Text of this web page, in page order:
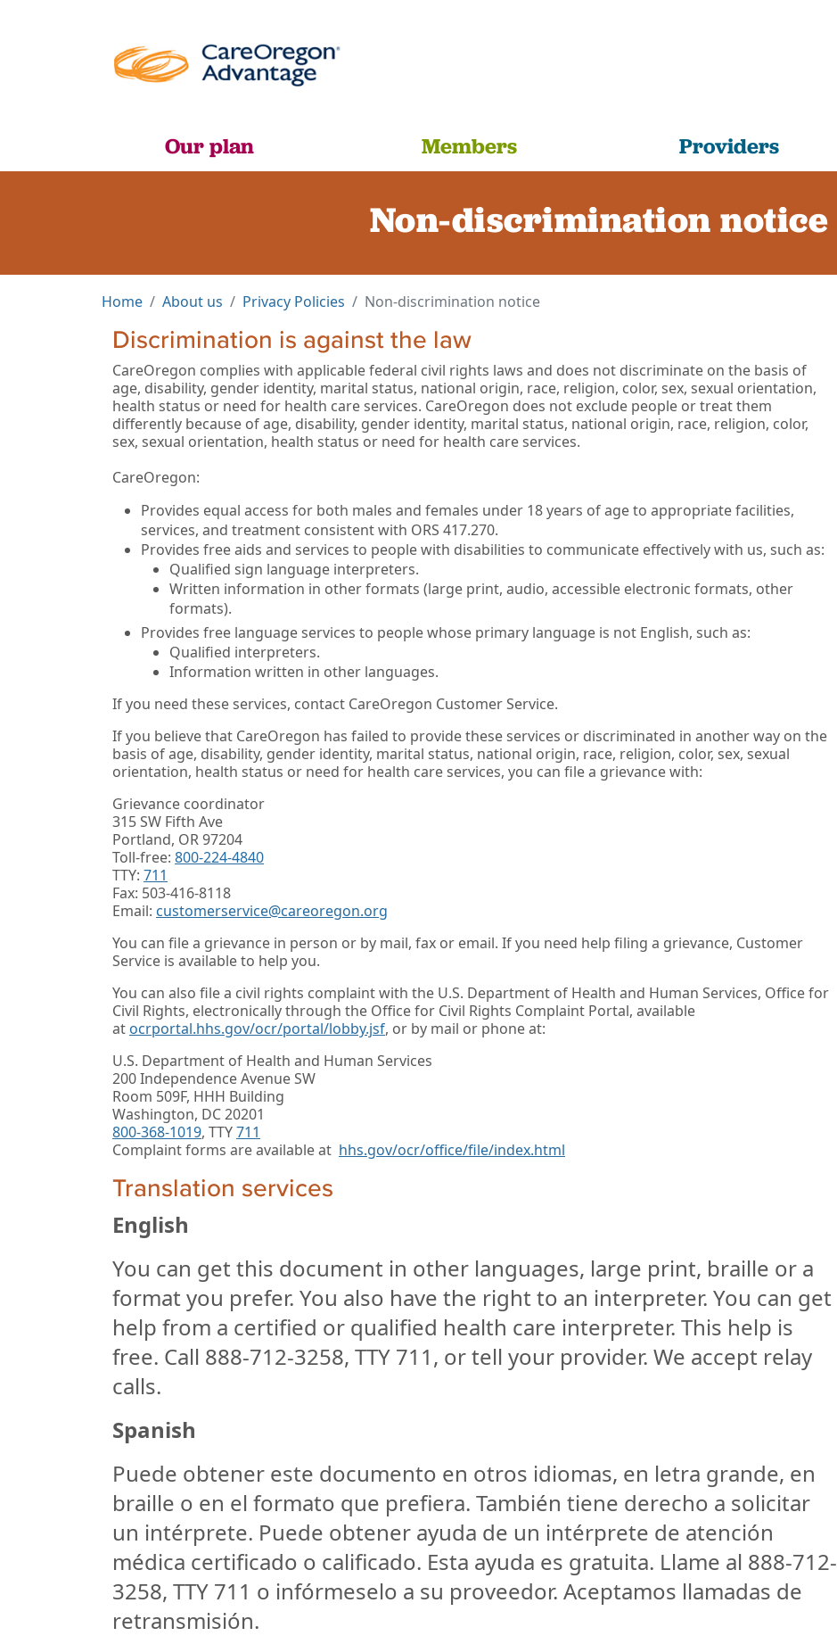
Our plan Members Providers
Non-discrimination notice
Home About us Privacy Policies Non-discrimination notice
Discrimination is against the law
CareOregon complies with applicable federal civil rights laws and does not discriminate on the basis of
age, disability, gender identity, marital status, national origin, race, religion, color, sex, sexual orientation,
health status or need for health care services. CareOregon does not exclude people or treat them
differently because of age, disability, gender identity, marital status, national origin, race, religion, color,
sex, sexual orientation, health status or need for health care services.
CareOregon:
Provides equal access for both males and females under 18 years of age to appropriate facilities,
services, and treatment consistent with ORS 417.270.
Provides free aids and services to people with disabilities to communicate effectively with us, such as:
Qualified sign language interpreters.
Written information in other formats (large print, audio, accessible electronic formats, other
formats).
Provides free language services to people whose primary language is not English, such as:
Qualified interpreters.
Information written in other languages.
If you need these services, contact CareOregon Customer Service.
If you believe that CareOregon has failed to provide these services or discriminated in another way on the
basis of age, disability, gender identity, marital status, national origin, race, religion, color, sex, sexual
orientation, health status or need for health care services, you can file a grievance with:
Grievance coordinator
315 SW Fifth Ave
Portland, OR 97204
Toll-free: 800-224-4840
TTY: 711
Fax: 503-416-8118
Email: customerservice@careoregon.org
You can file a grievance in person or by mail, fax or email. If you need help filing a grievance, Customer
Service is available to help you.
You can also file a civil rights complaint with the U.S. Department of Health and Human Services, Office for
Civil Rights, electronically through the Office for Civil Rights Complaint Portal, available
at ocrportal.hhs.gov/ocr/portal/lobby.jsf, or by mail or phone at:
U.S. Department of Health and Human Services
200 Independence Avenue SW
Room 509F, HHH Building
Washington, DC 20201
800-368-1019, TTY711
Complaint forms are available at hhs.gov/ocr/office/file/index.html
Translation services
English
You can get this document in other languages, large print, braille or a
format you prefer. You also have the right to an interpreter. You can get
help from a certified or qualified health care interpreter. This help is
free. Call 888-712-3258, TTY 711, or tell your provider. We accept relay
calls.
Spanish
Puede obtener este documento en otros idiomas, en letra grande, en
braille o en el formato que prefiera. También tiene derecho a solicitar
un intérprete. Puede obtener ayuda de un intérprete de atención
médica certificado o calificado. Esta ayuda es gratuita. Llame al 888-712-
3258, TTY 711 o infórmeselo a su proveedor. Aceptamos llamadas de
retransmisión.